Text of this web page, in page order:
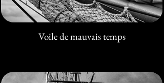
Voile de mauvais temps